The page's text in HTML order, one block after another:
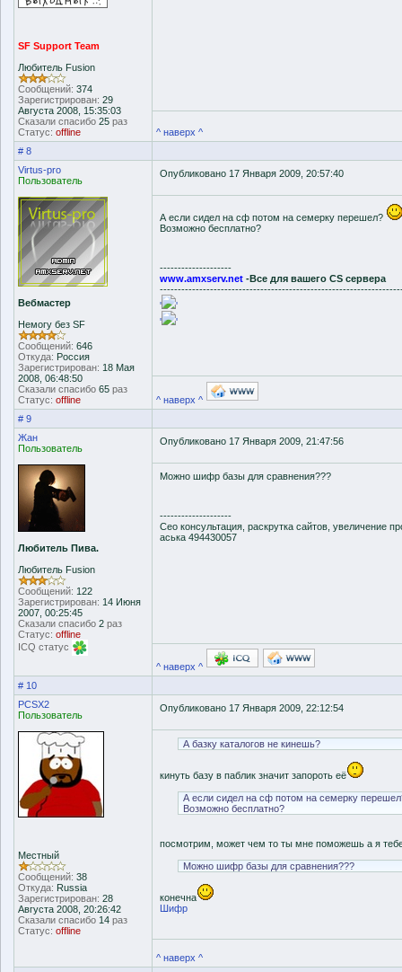
SF Support Team
Любитель Fusion
Сообщений: 374
Зарегистрирован: 29
Августа 2008, 15:35:03
Сказали спасибо 25 раз
Статус: offline
^ наверх ^
# 8
Virtus-pro
Пользователь
Вебмастер
Немогу без SF
Сообщений: 646
Откуда: Россия
Зарегистрирован: 18 Мая
2008, 06:48:50
Сказали спасибо 65 раз
Статус: offline
Опубликовано 17 Января 2009, 20:57:40
А если сидел на сф потом на семерку перешел?
Возможно бесплатно?
--------------------
www.amxserv.net -Все для вашего CS сервера
'
'
'
'
^ наверх ^
# 9
Жан
Пользователь
Любитель Пива.
Любитель Fusion
Сообщений: 122
Зарегистрирован: 14 Июня
2007, 00:25:45
Сказали спасибо 2 раз
Статус: offline
ICQ статус
Опубликовано 17 Января 2009, 21:47:56
Можно шифр базы для сравнения???
--------------------
Сео консультация, раскрутка сайтов, увеличение
аська 494430057
^ наверх ^
# 10
PCSX2
Пользователь
Местный
Сообщений: 38
Откуда: Russia
Зарегистрирован: 28
Августа 2008, 20:26:42
Сказали спасибо 14 раз
Статус: offline
Опубликовано 17 Января 2009, 22:12:54
А базку каталогов не кинешь?
кинуть базу в паблик значит запороть её
А если сидел на сф потом на семерку
Возможно бесплатно?
посмотрим, может чем то ты мне поможешь а я
Можно шифр базы для сравнения???
конечна
Шифр
^ наверх ^